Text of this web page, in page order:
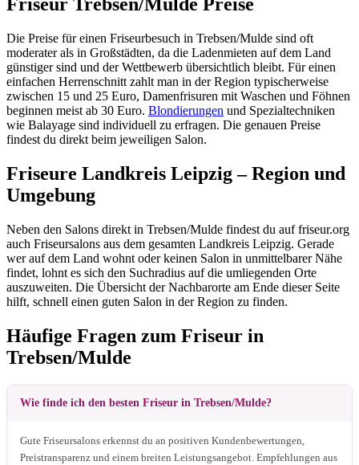
Die Preise für einen Friseurbesuch in Trebsen/Mulde sind oft
moderater als in Großstädten, da die Ladenmieten auf dem Land
günstiger sind und der Wettbewerb übersichtlich bleibt. Für einen
einfachen Herrenschnitt zahlt man in der Region typischerweise
zwischen 15 und 25 Euro, Damenfrisuren mit Waschen und Föhnen
beginnen meist ab 30 Euro. Blondierungen und Spezialtechniken
wie Balayage sind individuell zu erfragen. Die genauen Preise
findest du direkt beim jeweiligen Salon.
Friseure Landkreis Leipzig – Region und
Umgebung
Neben den Salons direkt in Trebsen/Mulde findest du auf friseur.org
auch Friseursalons aus dem gesamten Landkreis Leipzig. Gerade
wer auf dem Land wohnt oder keinen Salon in unmittelbarer Nähe
findet, lohnt es sich den Suchradius auf die umliegenden Orte
auszuweiten. Die Übersicht der Nachbarorte am Ende dieser Seite
hilft, schnell einen guten Salon in der Region zu finden.
Häufige Fragen zum Friseur in
Trebsen/Mulde
Wie finde ich den besten Friseur in Trebsen/Mulde?
Gute Friseursalons erkennst du an positiven Kundenbewertungen,
Preistransparenz und einem breiten Leistungsangebot. Empfehlungen aus